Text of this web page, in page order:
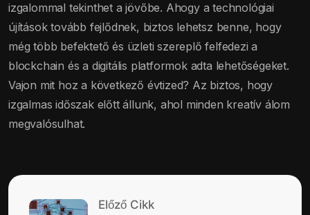
izgalommal tekinthet a jövőbe. Ahogy a technológiai
újítások tovább fejlődnek, biztos lehetsz benne, hogy
még több befektető és üzleti szereplő felfedezi a
blockchain és a digitális platformok adta lehetőségeket.
Vajon mit hoz a következő évtized? Az biztos, hogy
izgalmas időszak előtt állunk, ahol minden kreatív álom
megvalósulhat.
Előző Cikk